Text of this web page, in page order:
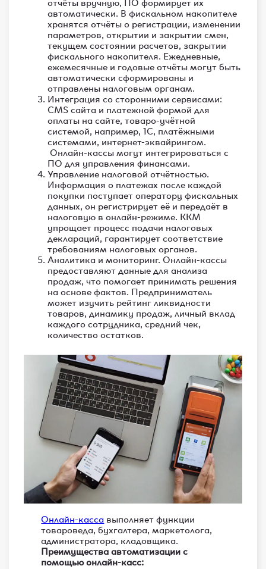
автоматически. В фискальном накопителе
хранятся отчёты о регистрации, изменении
параметров, открытии и закрытии смен,
текущем состоянии расчетов, закрытии
фискального накопителя. Ежедневные,
ежемесячные и годовые отчёты могут быть
автоматически сформированы и
отправлены налоговым органам.
Интеграция со сторонними сервисами:
CMS сайта и платежной формой для
оплаты на сайте, товаро-учётной
системой, например, 1С, платёжными
системами, интернет-эквайрингом.
Онлайн-кассы могут интегрироваться с
ПО для управления финансами.
Управление налоговой отчётностью.
Информация о платежах после каждой
покупки поступает оператору фискальных
данных, он регистрирует её и передаёт в
налоговую в онлайн-режиме. ККМ
упрощает процесс подачи налоговых
деклараций, гарантирует соответствие
требованиям налоговых органов.
Аналитика и мониторинг. Онлайн-кассы
предоставляют данные для анализа
продаж, что помогает принимать решения
на основе фактов. Предприниматель
может изучить рейтинг ликвидности
товаров, динамику продаж, личный вклад
каждого сотрудника, средний чек,
количество остатков.
Онлайн-касса выполняет функции
товароведа, бухгалтера, маркетолога,
администратора, кладовщика.
Преимущества автоматизации с
помощью онлайн-касс: